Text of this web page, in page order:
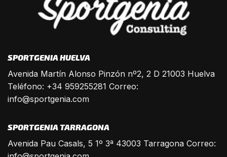
SPORTGENIA HUELVA
Avenida Martín Alonso Pinzón nº2, 2 D 21003 Huelva
Teléfono: +34 959255281 Correo:
info@sportgenia.com
SPORTGENIA TARRAGONA
Avenida Pau Casals, 5 1º 3ª 43003 Tarragona Correo: